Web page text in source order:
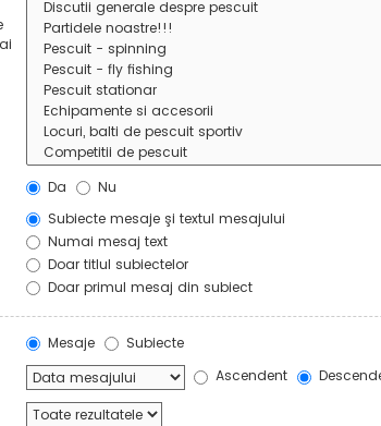
Da
Nu
Subiecte mesaje şi textul mesajului
Numai mesaj text
Doar titlul subiectelor
Doar primul mesaj din subiect
Mesaje
Subiecte
Ascendent